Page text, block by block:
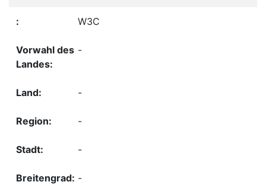
W3C
-
-
-
-
-